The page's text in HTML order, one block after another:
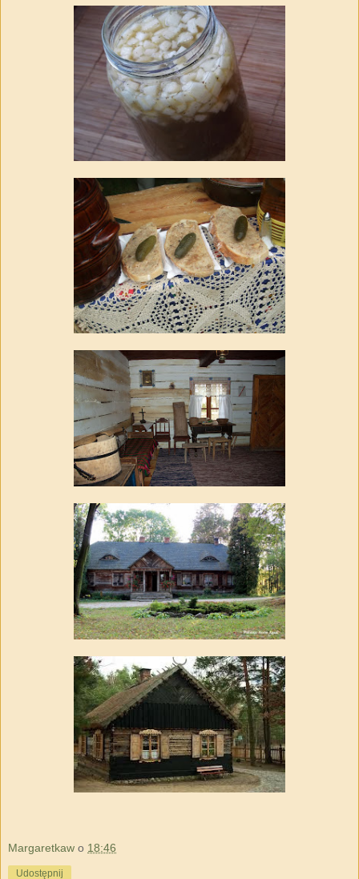
Margaretkaw o 18:46
Udostępnij